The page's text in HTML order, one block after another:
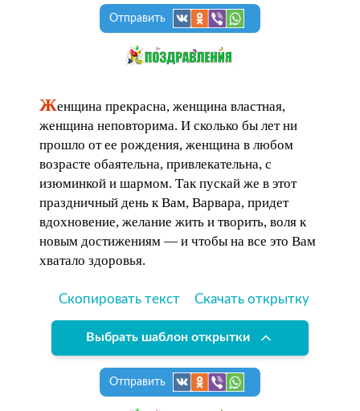
Отправить
Женщина прекрасна, женщина властная,
женщина неповторима. И сколько бы лет ни
прошло от ее рождения, женщина в любом
возрасте обаятельна, привлекательна, с
изюминкой и шармом. Так пускай же в этот
праздничный день к Вам, Варвара, придет
вдохновение, желание жить и творить, воля к
новым достижениям — и чтобы на все это Вам
хватало здоровья.
Скопировать текст Скачать открытку
Выбрать шаблон открытки
Отправить